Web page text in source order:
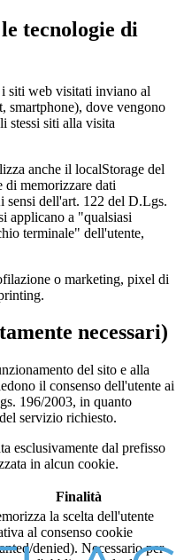
tecnologie di
siti web visitati inviano al
smartphone), dove vengono
stessi siti alla visita
anche il localStorage del
di memorizzare dati
sensi dell'art. 122 del D.Lgs.
applicano a "qualsiasi
terminale" dell'utente,
o marketing, pixel di
necessari)
del sito e alla
il consenso dell'utente ai
196/2003, in quanto
servizio richiesto.
esclusivamente dal prefisso
in alcun cookie.
Finalità
la scelta dell'utente
al consenso cookie
denied). Necessario per